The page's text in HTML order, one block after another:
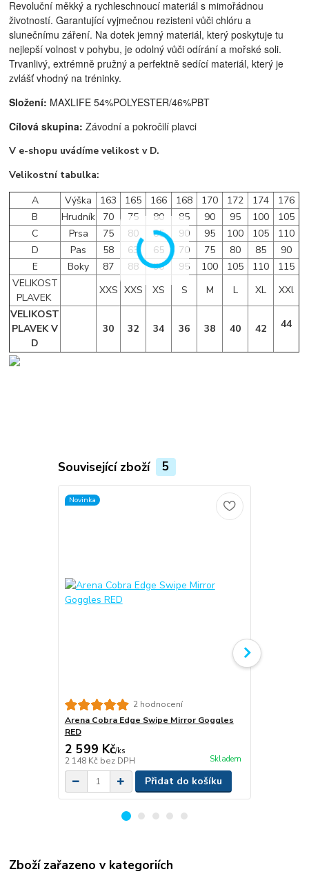
Revoluční měkký a rychleschnoucí materiál s mimořádnou
životností. Garantující vyjmečnou rezisteni vůči chlóru a
slunečnímu záření. Na dotek jemný materiál, který poskytuje tu
nejlepší volnost v pohybu, je odolný vůči odírání a mořské soli.
Trvanlivý, extrémně pružný a perfektně sedící materiál, který je
zvlášť vhodný na tréninky.
Složení: MAXLIFE 54%POLYESTER/46%PBT
Cílová skupina:Závodní a pokročilí plavci
V e-shopu uvádíme velikost v D.
Velikostní tabulka:
A
Výška 163 165 166 168 170 172 174
176
B
Hrudník 70 75 80 85 90 95 100
105
C
Prsa 75 80 85 90 95 100 105
110
D
Pas 58 63 65 70 75 80 85
90
E
Boky 87 88 90 95 100 105 110
115
VELIKOST
PLAVEK
XXS XXS XS S M L XL
XXl
VELIKOST
PLAVEK V
D
30 32 34 36 38 40 42 44
Související zboží 5
Novinka
2 hodnocení
Arena Cobra Edge Swipe Mirror Goggles
RED
2 599 Kč/ks
2 148 Kč bez DPH Skladem
Přidat do košíku
Zboží zařazeno v kategoriích